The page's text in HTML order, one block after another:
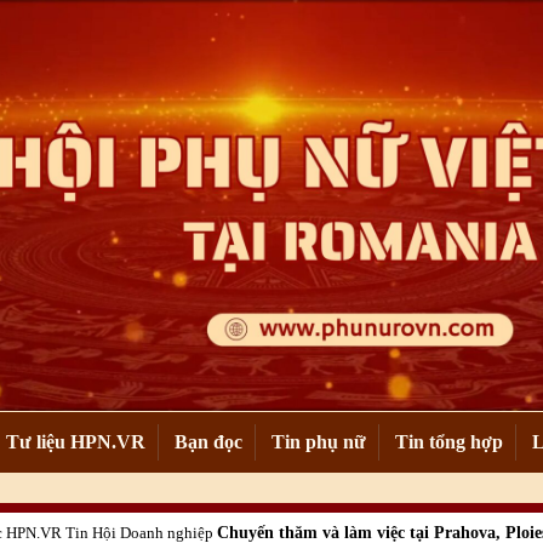
Tư liệu HPN.VR Bạn đọc Tin phụ nữ Tin tổng hợp
HPN.VR Tin Hội Doanh nghiệp Chuyến thăm và làm việc tại Prahova,